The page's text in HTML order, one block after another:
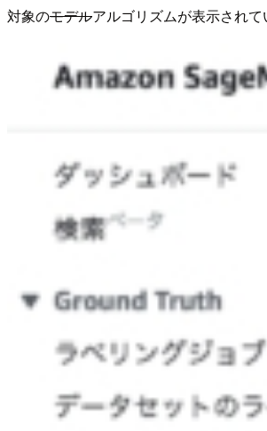
対象のモデルアルゴリズムが表示されて